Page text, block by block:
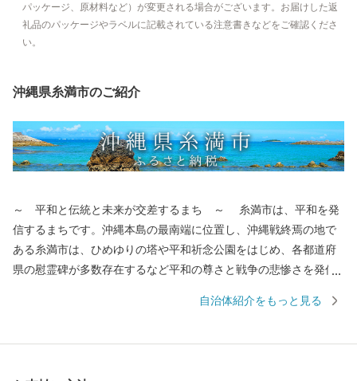
パッケージ、原材料など）が変更される場合がございます。お届けした返
礼品のパッケージやラベルに記載されている注意書きなどをご確認くださ
い。
沖縄県糸満市のご紹介
～ 平和と伝統と未来が交差するまち ～ 糸満市は、平和を発
信するまちです。沖縄本島の最南端に位置し、沖縄戦終焉の地で
ある糸満市は、ひめゆりの塔や平和祈念公園をはじめ、各都道府
県の慰霊碑が多数存在するなど平和の尊さと戦争の悲惨さを発信
市は、伝統文化を大切にするまちです。糸満ハーレーや糸満大綱
自治体紹介をもっと見る